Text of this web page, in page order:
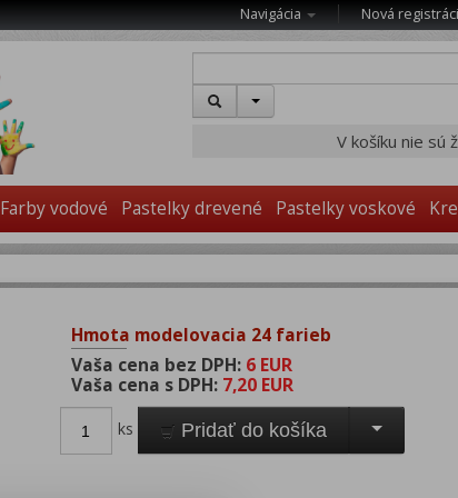
Navigácia Nová
V košíku nie sú
Farby vodové Pastelky drevené Pastelky voskové
Hmota modelovacia 24 farieb
Vaša cena bez DPH: 6 EUR
Vaša cena s DPH: 7,20 EUR
ks Pridať do košíka